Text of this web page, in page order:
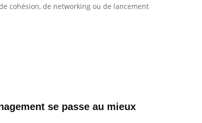
cohésion, de networking ou de lancement
se passe au mieux